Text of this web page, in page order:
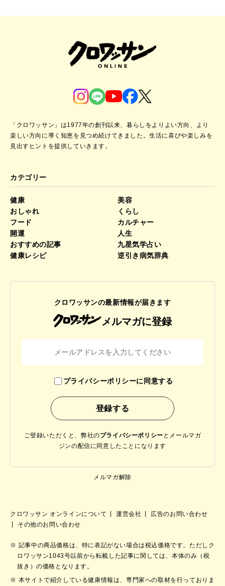
「クロワッサン」は1977年の創刊以来、暮らしをよりよい方向、より
楽しい方向に導く知恵を見つめ続けてきました。生活に喜びや楽しみを
見出すヒントを提供していきます。
カテゴリー
健康
美容
おしゃれ
くらし
フード
カルチャー
開運
人生
おすすめの記事
九星気学占い
健康レシピ
逆引き病気辞典
クロワッサンの最新情報が届きます
メルマガに登録
プライバシーポリシーに同意する
ご登録いただくと、弊社のプライバシーポリシー と メールマガ
ジンの配信に同意したことになります
メルマガ解除
クロワッサン オンラインについて 運営会社
広告のお問い合わせ
その他のお問い合わせ
記事中の商品価格は、特に表記がない場合は税込価格です。ただしク
ロワッサン1043号以前から転載した記事に関しては、本体のみ（税
抜き）の価格となります。
本サイトで紹介している健康情報は、専門家への取材を行っておりま